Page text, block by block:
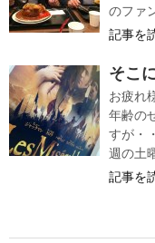
のファ
記事を
そこ
お疲れ
年齢の
すが・
週の土曜
記事を